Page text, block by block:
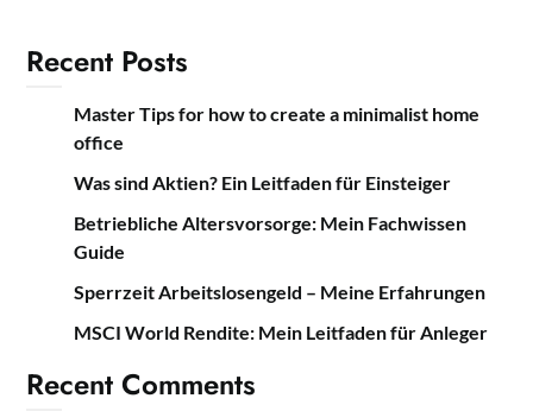
Recent Posts
Master Tips for how to create a minimalist home
office
Was sind Aktien? Ein Leitfaden für Einsteiger
Betriebliche Altersvorsorge: Mein Fachwissen
Guide
Sperrzeit Arbeitslosengeld – Meine Erfahrungen
MSCI World Rendite: Mein Leitfaden für Anleger
Recent Comments